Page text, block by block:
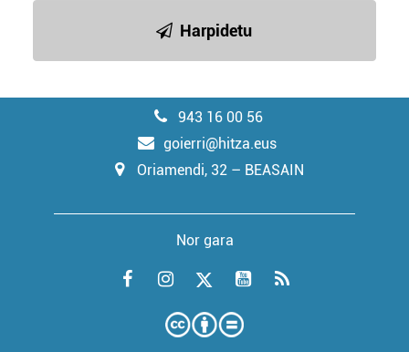
Harpidetu
943 16 00 56
goierri@hitza.eus
Oriamendi, 32 – BEASAIN
Nor gara